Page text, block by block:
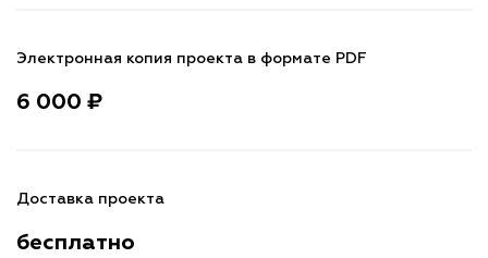
Электронная копия проекта в формате PDF
6 000 ₽
Доставка проекта
бесплатно